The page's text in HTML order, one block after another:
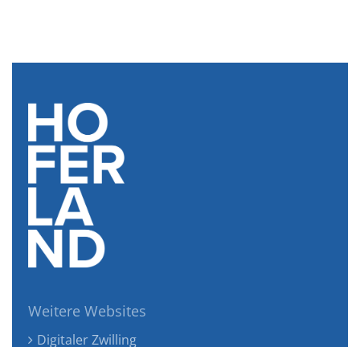
Weitere Websites
Digitaler Zwilling